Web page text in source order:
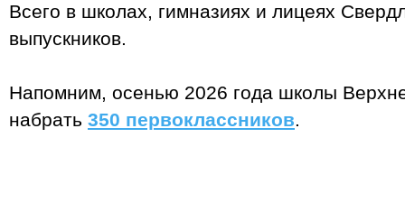
Всего в школах, гимназиях и лицеях
выпускников.
Напомним, осенью 2026 года школы
набрать 350 первоклассников.